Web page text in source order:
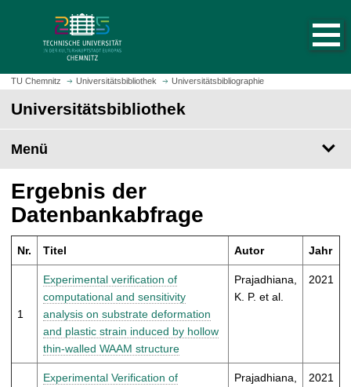
z
m
t
e
i
t
u
f
u
f
TU Chemnitz Universitätsbibliothek Universitätsbibliographie
Universitätsbibliothek
Menü
Ergebnis der
Datenbankabfrage
Nr. Titel Autor Jahr
1
Experimental verification of
computational and sensitivity
analysis on substrate deformation
and plastic strain induced by hollow
thin-walled WAAM structure
Prajadhiana,
K. P. et al.
2021
Experimental Verification of
Prajadhiana,
2021